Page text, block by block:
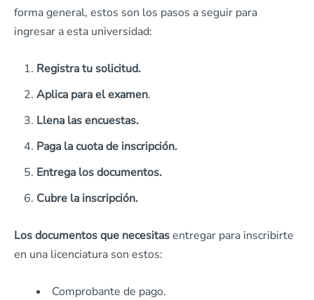
forma general, estos son los pasos a seguir para
ingresar a esta universidad:
Registra tu solicitud.
Aplica para el examen.
Llena las encuestas.
Paga la cuota de inscripción.
Entrega los documentos.
Cubre la inscripción.
Los documentos que necesitasentregar para inscribirte
en una licenciatura son estos:
Comprobante de pago.